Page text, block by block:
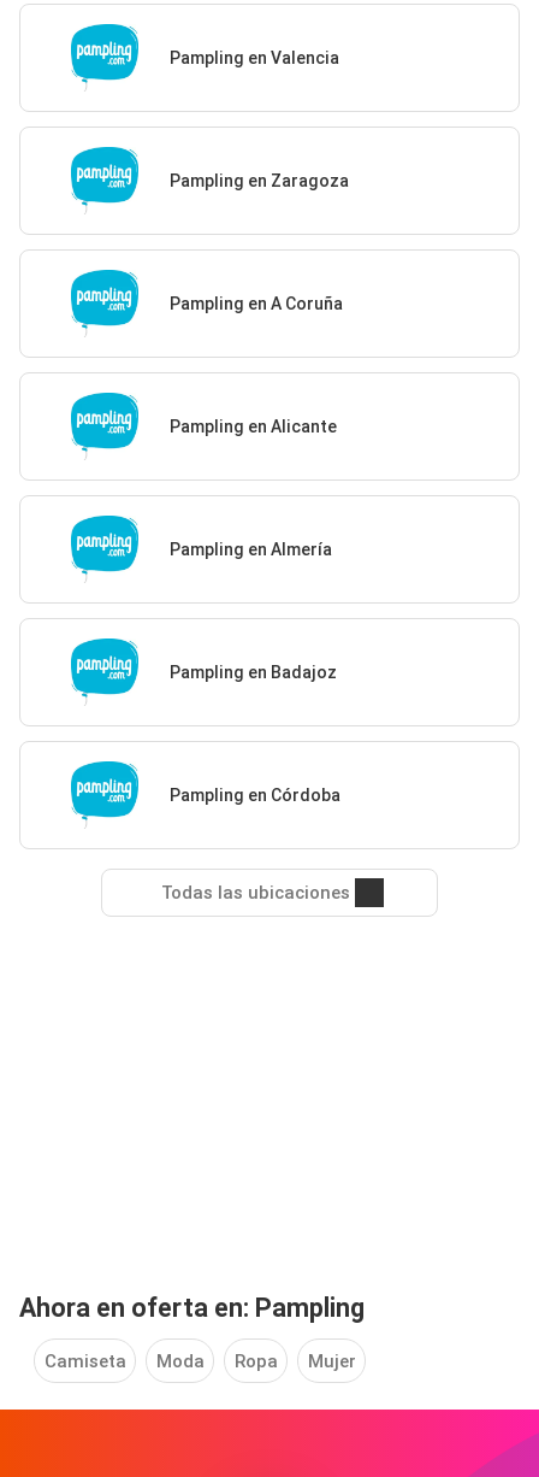
Pampling en Valencia
Pampling en Zaragoza
Pampling en A Coruña
Pampling en Alicante
Pampling en Almería
Pampling en Badajoz
Pampling en Córdoba
Todas las ubicaciones
Ahora en oferta en: Pampling
Camiseta Moda Ropa Mujer